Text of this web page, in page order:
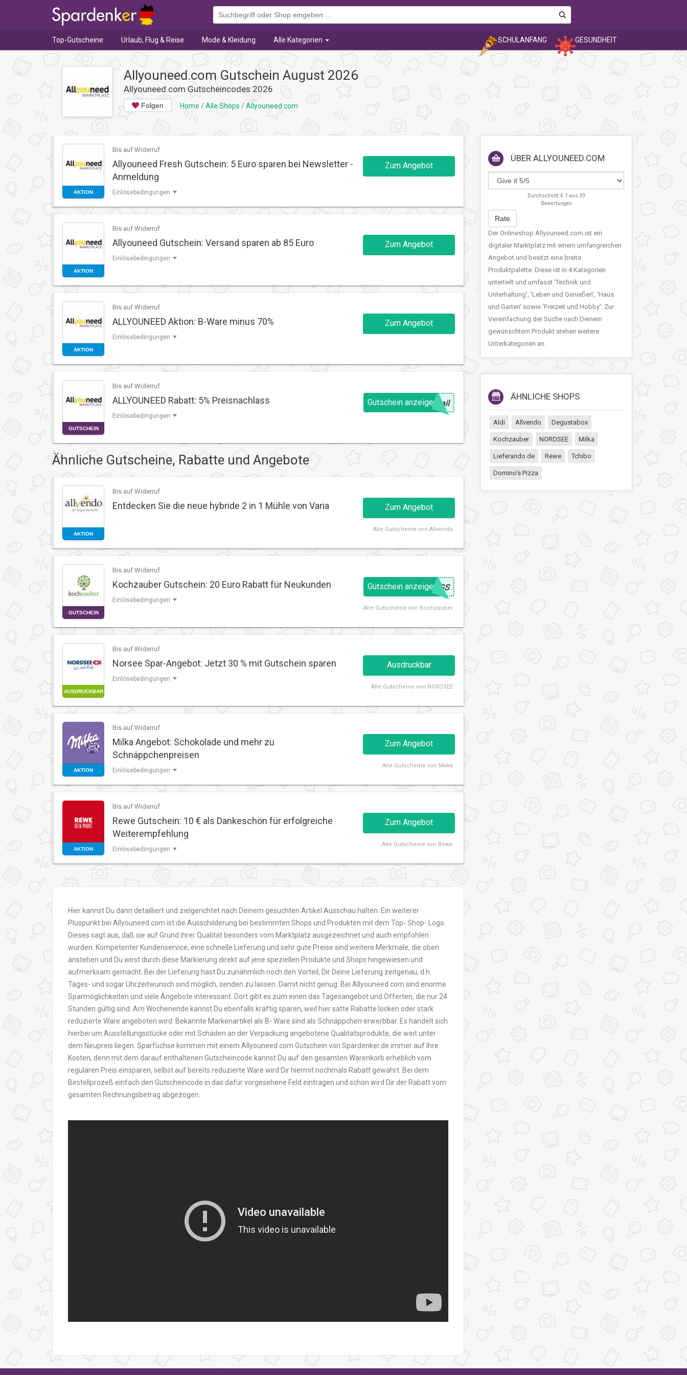
Top-Gutscheine Urlaub, Flug & Reise Mode & Kleidung Alle Kategorien GESUNDHEIT
SCHULANFANG
Allyouneed.com Gutschein August 2026
Allyouneed.com Gutscheincodes 2026
Folgen Home / Alle Shops / Allyouneed.com
AKTION
Bis auf Widerruf
Allyouneed Fresh Gutschein: 5 Euro sparen bei Newsletter -
Anmeldung
Einlösebedingungen
Zum Angebot
AKTION
Bis auf Widerruf
Allyouneed Gutschein: Versand sparen ab 85 Euro
Einlösebedingungen
Zum Angebot
AKTION
Bis auf Widerruf
ALLYOUNEED Aktion: B-Ware minus 70%
Einlösebedingungen
Zum Angebot
GUTSCHEIN
Bis auf Widerruf
ALLYOUNEED Rabatt: 5% Preisnachlass
Einlösebedingungen
Gutschein anzeigen@ ail
Ähnliche Gutscheine, Rabatte und Angebote
AKTION
Bis auf Widerruf
Entdecken Sie die neue hybride 2 in 1 Mühle von Varia Zum Angebot
Alle Gutscheine von Allvendo
GUTSCHEIN
Bis auf Widerruf
Kochzauber Gutschein: 20 Euro Rabatt für Neukunden
Einlösebedingungen
Gutschein anzeigen
@8GS
Alle Gutscheine von Kochzauber
AUSDRUCKBAR
Bis auf Widerruf
Norsee Spar-Angebot: Jetzt 30 % mit Gutschein sparen
Einlösebedingungen
Ausdruckbar
Alle Gutscheine von NORDSEE
AKTION
Bis auf Widerruf
Milka Angebot: Schokolade und mehr zu
Schnäppchenpreisen
Einlösebedingungen
Zum Angebot
Alle Gutscheine von Milka
AKTION
Bis auf Widerruf
Rewe Gutschein: 10 € als Dankeschön für erfolgreiche
Weiterempfehlung
Einlösebedingungen
Zum Angebot
Alle Gutscheine von Rewe
ÜBERALLYOUNEED.COM
Durchschnitt:4.1 aus 39
Bewertungen
Rate
Der Onlineshop Allyouneed.com ist ein
digitaler Marktplatz mit einem umfangreichen
Angebot und besitzt eine breite
Produktpalette. Diese ist in 4 Kategorien
unterteilt und umfasst 'Technik und
Unterhaltung', 'Leben und Genießen', 'Haus
und Garten' sowie 'Freizeit und Hobby'. Zur
Vereinfachung der Suche nach Deinem
gewünschtem Produkt stehen weitere
Unterkategorien an.
ÄHNLICHE SHOPS
Aldi Allvendo Degustabox
Kochzauber NORDSEE Milka
Lieferando.de Rewe Tchibo
Domino's Pizza
Hier kannst Du dann detailliert und zielgerichtet nach Deinem gesuchten Artikel Ausschau halten. Ein weiterer
Pluspunkt bei Allyouneed.com ist die Ausschilderung bei bestimmten Shops und Produkten mit dem Top- Shop- Logo.
Dieses sagt aus, daß sie auf Grund ihrer Qualität besonders vom Marktplatz ausgezeichnet und auch empfohlen
wurden. Kompetenter Kundenservice, eine schnelle Lieferung und sehr gute Preise sind weitere Merkmale, die oben
anstehen und Du wirst durch diese Markierung direkt auf jene speziellen Produkte und Shops hingewiesen und
aufmerksam gemacht. Bei der Lieferung hast Du zunähmlich noch den Vorteil, Dir Deine Lieferung zeitgenau, d.h.
Tages- und sogar Uhrzeitwunsch sind möglich, senden zu lassen. Damit nicht genug. Bei Allyouneed.com sind enorme
Sparmöglichkeiten und viele Angebote interessant. Dort gibt es zum einen das Tagesangebot und Offerten, die nur 24
Stunden gültig sind. Am Wochenende kannst Du ebenfalls kräftig sparen, weil hier satte Rabatte locken oder stark
reduzierte Ware angeboten wird. Bekannte Markenartikel als B- Ware sind als Schnäppchen erwerbbar. Es handelt sich
hierbei um Ausstellungsstücke oder mit Schäden an der Verpackung angebotene Qualitätsprodukte, die weit unter
dem Neupreis liegen. Sparfüchse kommen mit einem Allyouneed.com Gutschein von Spardenker.de immer auf Ihre
Kosten, denn mit dem darauf enthaltenen Gutscheincode kannst Du auf den gesamten Warenkorb erheblich vom
regulären Preis einsparen, selbst auf bereits reduzierte Ware wird Dir hiermit nochmals Rabatt gewährt. Bei dem
Bestellprozeß einfach den Gutscheincode in das dafür vorgesehene Feld eintragen und schon wird Dir der Rabatt vom
gesamten Rechnungsbetrag abgezogen.